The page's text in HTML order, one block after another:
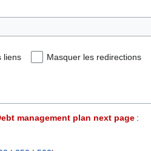
liens Masquer les redirections
management plan next page :